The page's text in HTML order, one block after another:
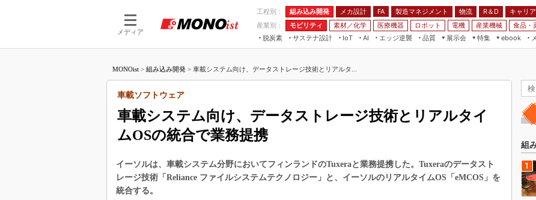
メディア
工程別： 組み込み開発 メカ設計 FA 製造マネジメント 物流 R＆D
キャリア
産業別：
モビリティ 素材／化学 医療機器 ロボット 電機 産業機械 食品・
脱炭素
サステナ設計
IoT
つながる工場
AI
AI×設備保全
エッジ逆襲 品質
展示会
JIMTOF
IIFES
TECHNO-FRONTIER
特集
つながるクルマ
VR／AR
フィールドサービス
組み込み画像技術
組み込みモデリング
ebook
FA
モビリティ
MONOist > 組み込み開発 > 車載システム向け、データストレージ技術とリアルタ...
車載システム向け、データストレージ技術とリアルタイ
ムOSの統合で業務提携
車載ソフトウェア
イーソルは、車載システム分野においてフィンランドのTuxeraと業務提携した。Tuxeraのデータスト
レージ技術「Reliance ファイルシステムテクノロジー」と、イーソルのリアルタイムOS「eMCOS」を
統合する。
組